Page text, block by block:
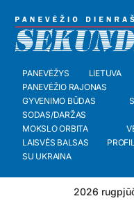
PANEVĖŽYS LIETUVA
PANEVĖŽIO RAJONAS
GYVENIMO BŪDAS
SODAS/DARŽAS
MOKSLO ORBITA
LAISVĖS BALSAS
SU UKRAINA
2026